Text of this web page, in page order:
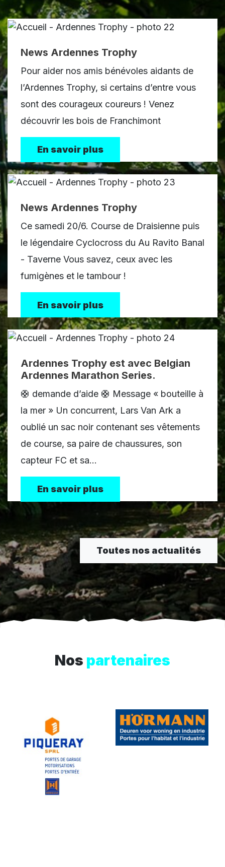
News Ardennes Trophy
Pour aider nos amis bénévoles aidants de
l’Ardennes Trophy, si certains d’entre vous
sont des courageux coureurs ! Venez
découvrir les bois de Franchimont
En savoir plus
News Ardennes Trophy
Ce samedi 20/6. Course de Draisienne puis
le légendaire Cyclocross du Au Ravito Banal
- Taverne Vous savez, ceux avec les
fumigènes et le tambour !
En savoir plus
Ardennes Trophy est avec Belgian
Ardennes Marathon Series.
🛟 demande d’aide 🛟 Message « bouteille à
la mer » Un concurrent, Lars Van Ark a
oublié un sac noir contenant ses vêtements
de course, sa paire de chaussures, son
capteur FC et sa...
En savoir plus
Toutes nos actualités
Nos partenaires